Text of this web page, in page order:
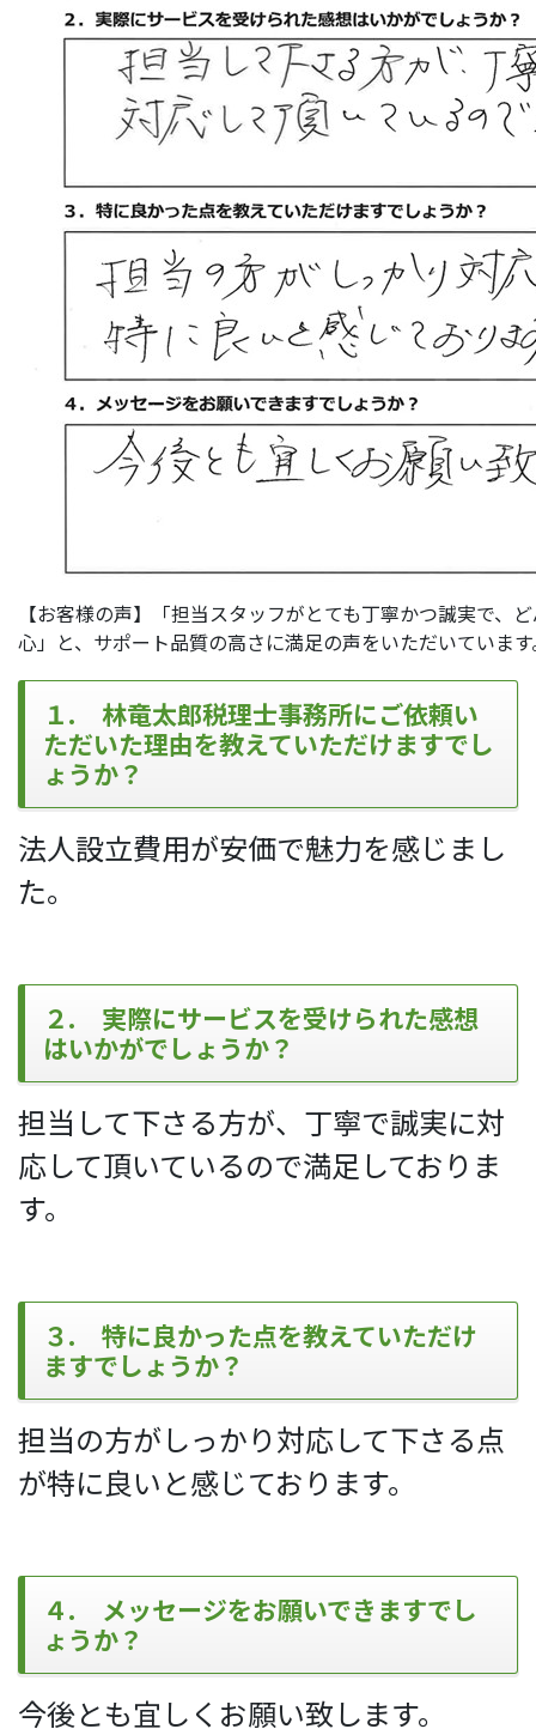
【お客様の声】「担当スタッフがとても丁寧かつ誠実で、
心」と、サポート品質の高さに満足の声をいただいていま
１. 林竜太郎税理士事務所にご依頼い
ただいた理由を教えていただけますでし
ょうか？
法人設立費用が安価で魅力を感じまし
た。
２. 実際にサービスを受けられた感想
はいかがでしょうか？
担当して下さる方が、丁寧で誠実に対
応して頂いているので満足しておりま
す。
３. 特に良かった点を教えていただけ
ますでしょうか？
担当の方がしっかり対応して下さる点
が特に良いと感じております。
４. メッセージをお願いできますでし
ょうか？
今後とも宜しくお願い致します。